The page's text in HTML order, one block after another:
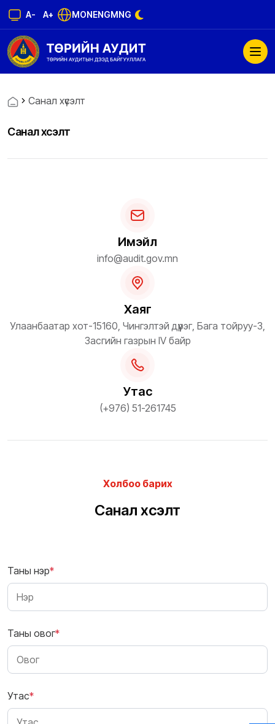
A- A+ MONENGMNG
Санал хүсэлт
Санал хүсэлт
Имэйл
info@audit.gov.mn
Хаяг
Улаанбаатар хот-15160, Чингэлтэй дүүрэг, Бага тойруу-3,
Засгийн газрын IV байр
Утас
(+976) 51-261745
Холбоо барих
Санал хүсэлт
Таны нэр*
Таны овог*
Утас*